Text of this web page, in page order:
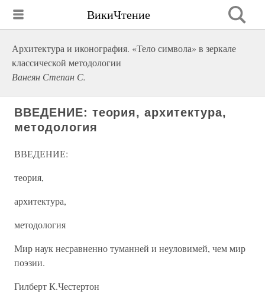
ВикиЧтение
Архитектура и иконография. «Тело символа» в зеркале
классической методологии
Ванеян Степан С.
ВВЕДЕНИЕ: теория, архитектура,
методология
ВВЕДЕНИЕ:
теория,
архитектура,
методология
Мир наук несравненно туманней и неуловимей, чем мир
поэзии.
Гилберт К.Честертон